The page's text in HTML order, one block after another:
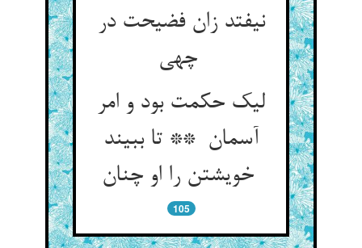
نیفتد زان فضیحت در
لیک حکمت بود و امر
آسمان ** تا ببیند
105